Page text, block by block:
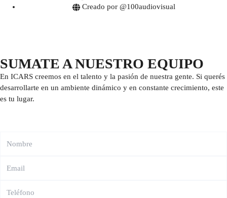
Creado por @100audiovisual
SUMATE A NUESTRO EQUIPO
En ICARS creemos en el talento y la pasión de nuestra gente. Si querés
desarrollarte en un ambiente dinámico y en constante crecimiento, este
es tu lugar.